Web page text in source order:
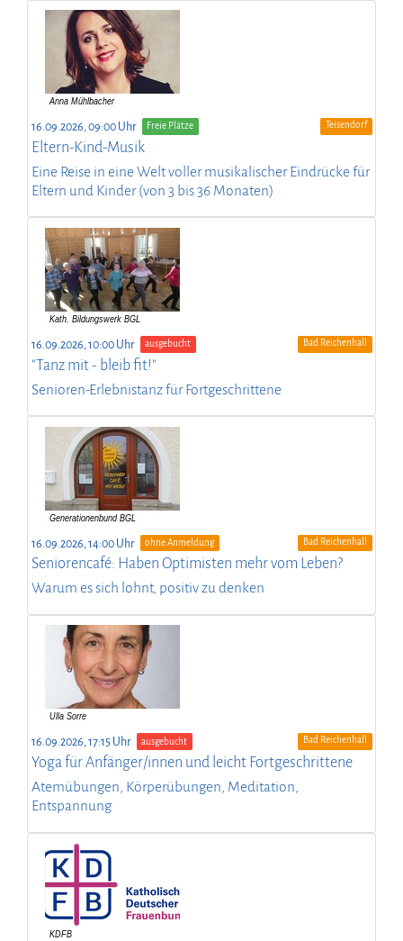
16.09.2026, 09:00 Uhr Freie Plätze Teisendorf
Eltern-Kind-Musik
Eine Reise in eine Welt voller musikalischer Eindrücke für
Eltern und Kinder (von 3 bis 36 Monaten)
16.09.2026, 10:00 Uhr ausgebucht Bad Reichenhall
"Tanz mit - bleib fit!"
Senioren-Erlebnistanz für Fortgeschrittene
16.09.2026, 14:00 Uhr ohne Anmeldung Bad Reichenhall
Seniorencafé: Haben Optimisten mehr vom Leben?
Warum es sich lohnt, positiv zu denken
16.09.2026, 17:15 Uhr ausgebucht Bad Reichenhall
Yoga für Anfänger/innen und leicht Fortgeschrittene
Atemübungen, Körperübungen, Meditation,
Entspannung